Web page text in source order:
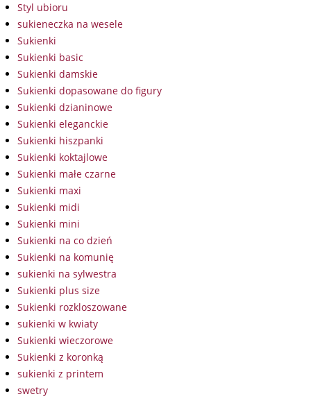
Styl ubioru
sukieneczka na wesele
Sukienki
Sukienki basic
Sukienki damskie
Sukienki dopasowane do figury
Sukienki dzianinowe
Sukienki eleganckie
Sukienki hiszpanki
Sukienki koktajlowe
Sukienki małe czarne
Sukienki maxi
Sukienki midi
Sukienki mini
Sukienki na co dzień
Sukienki na komunię
sukienki na sylwestra
Sukienki plus size
Sukienki rozkloszowane
sukienki w kwiaty
Sukienki wieczorowe
Sukienki z koronką
sukienki z printem
swetry